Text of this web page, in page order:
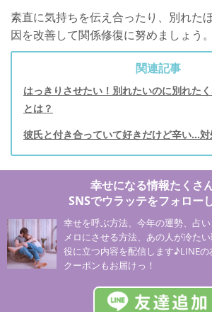
素直に気持ちを伝え合ったり、別れた
因を改善して関係修復に努めましょう。
関連記事
はっきりさせたい！別れたいのに別れた
とは？
彼氏と付き合っていて好きだけど辛い…
幸せになる情報たくさ
SNSでウラッテをフォロー
幸せを呼ぶ方法、今年の運勢、占
メロにさせる方法、あの人が冷た
役に立つ内容を配信します♪LINE
クーポンもお届けっ！